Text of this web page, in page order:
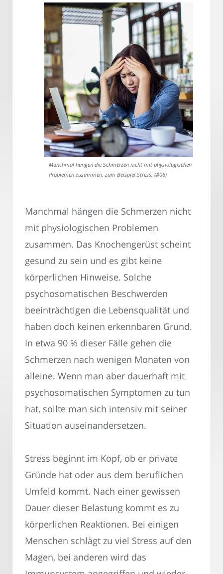
Manchmal hängen die Schmerzen nicht mit physiologischen
Problemen zusammen, zum Beispiel Stress. (#06)
Manchmal hängen die Schmerzen nicht
mit physiologischen Problemen
zusammen. Das Knochengerüst scheint
gesund zu sein und es gibt keine
körperlichen Hinweise. Solche
psychosomatischen Beschwerden
beeinträchtigen die Lebensqualität und
haben doch keinen erkennbaren Grund.
In etwa 90 % dieser Fälle gehen die
Schmerzen nach wenigen Monaten von
alleine. Wenn man aber dauerhaft mit
psychosomatischen Symptomen zu tun
hat, sollte man sich intensiv mit seiner
Situation auseinandersetzen.
Stress beginnt im Kopf, ob er private
Gründe hat oder aus dem beruflichen
Umfeld kommt. Nach einer gewissen
Dauer dieser Belastung kommt es zu
körperlichen Reaktionen. Bei einigen
Menschen schlägt zu viel Stress auf den
Magen, bei anderen wird das